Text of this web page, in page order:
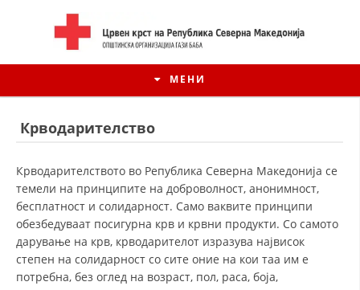
МЕНИ
Крводарителство
Крводарителството во Република Северна Македонија се
темели на принципите на доброволност, анонимност,
бесплатност и солидарност. Само ваквите принципи
обезбедуваат посигурна крв и крвни продукти. Со самото
дарување на крв, крводарителот изразува највисок
степен на солидарност со сите оние на кои таа им е
потребна, без оглед на возраст, пол, раса, боја,